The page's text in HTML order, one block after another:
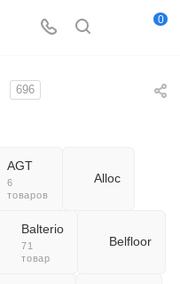
0
696
AGT
6
товаров
Alloc
Balterio
71
товар
Belfloor